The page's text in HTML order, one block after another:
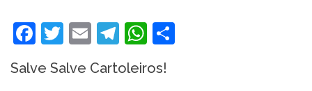
Facebook
Twitter
EmailTelegram
WhatsApp
Salve Salve Cartoleiros!